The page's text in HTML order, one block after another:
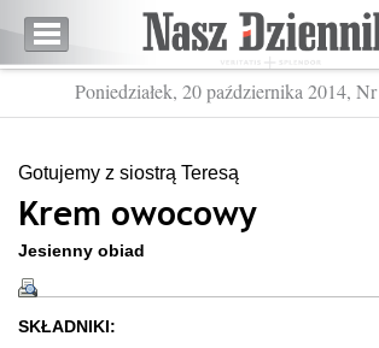
Poniedziałek, 20 października 2014,
Gotujemy z siostrą Teresą
Krem owocowy
Jesienny obiad
SKŁADNIKI: